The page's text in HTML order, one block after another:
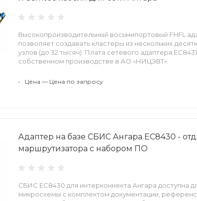
Высокопроизводительный восьмипортовый FHFL
позволяет создавать кластеры из нескольких
узлов (до 32 тысяч). Плата сетевого адаптера
собственном производстве в АО «НИЦЭВТ».
• Цена — Цена по запросу
Адаптер на базе СБИС Ангара ЕС8430 -
маршрутизатора с набором ПО
СБИС ЕС8430 для интерконнекта Ангара доступна
микросхемы с комплектом документации,